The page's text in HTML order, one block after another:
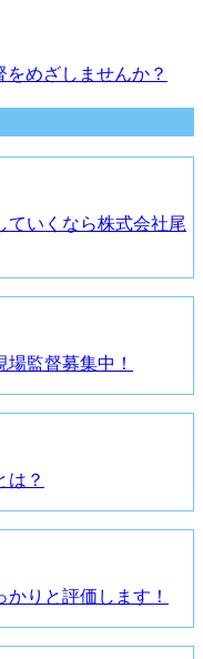
をめざしませんか？
ていくなら株式会社尾
監督募集中！
は？
かりと評価します！